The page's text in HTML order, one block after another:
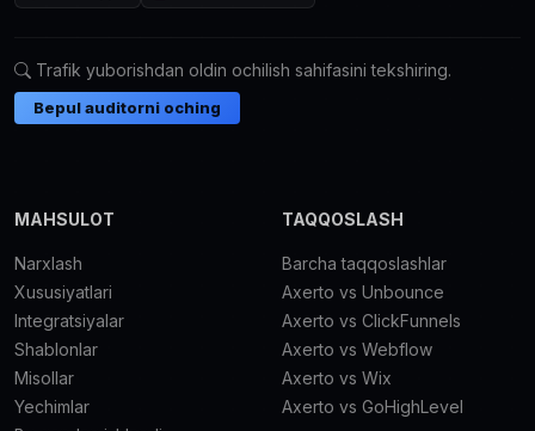
Trafik yuborishdan oldin ochilish sahifasini tekshiring.
Bepul auditorni oching
MAHSULOT
Narxlash
Xususiyatlari
Integratsiyalar
Shablonlar
Misollar
Yechimlar
TAQQOSLASH
Barcha taqqoslashlar
Axerto vs Unbounce
Axerto vs ClickFunnels
Axerto vs Webflow
Axerto vs Wix
Axerto vs GoHighLevel